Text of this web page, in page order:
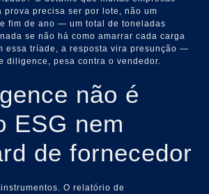
prova precisa ser por lote, não um
fim de ano — um total de toneladas
se não há como amarrar cada carga
essa tríade, a resposta vira presunção —
diligence, pesa contra o vendedor.
não é
ESG nem
de fornecedor
O relatório de